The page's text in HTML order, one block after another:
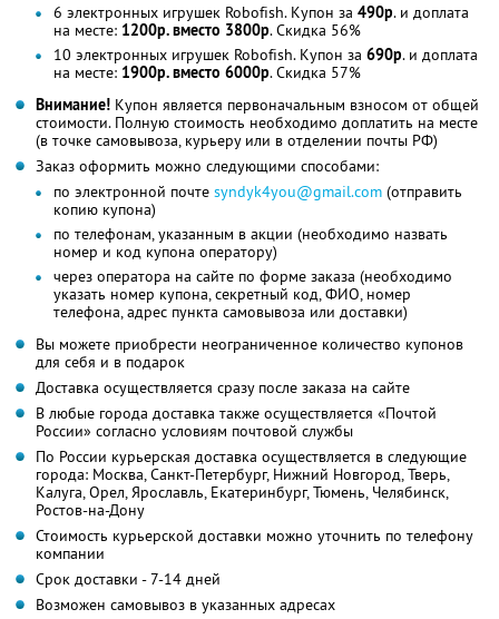
6 электронных игрушек Robofish. Купон за 490р. и доплата
на месте: 1200р. вместо 3800р. Скидка 56%
10 электронных игрушек Robofish. Купон за 690р. и доплата
на месте: 1900р. вместо 6000р. Скидка 57%
Внимание! Купон является первоначальным взносом от общей
стоимости. Полную стоимость необходимо доплатить на месте
(в точке самовывоза, курьеру или в отделении почты РФ)
Заказ оформить можно следующими способами:
по электронной почте syndyk4you@gmail.com (отправить
копию купона)
по телефонам, указанным в акции (необходимо назвать
номер и код купона оператору)
через оператора на сайте по форме заказа (необходимо
указать номер купона, секретный код, ФИО, номер
телефона, адрес пункта самовывоза или доставки)
Вы можете приобрести неограниченное количество купонов
для себя и в подарок
Доставка осуществляется сразу после заказа на сайте
В любые города доставка также осуществляется «Почтой
России» согласно условиям почтовой службы
По России курьерская доставка осуществляется в следующие
города: Москва, Санкт-Петербург, Нижний Новгород, Тверь,
Калуга, Орел, Ярославль, Екатеринбург, Тюмень, Челябинск,
Ростов-на-Дону
Стоимость курьерской доставки можно уточнить по телефону
компании
Срок доставки - 7-14 дней
Возможен самовывоз в указанных адресах